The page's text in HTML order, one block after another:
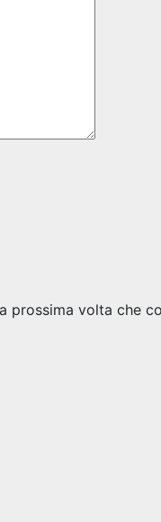
prossima volta che